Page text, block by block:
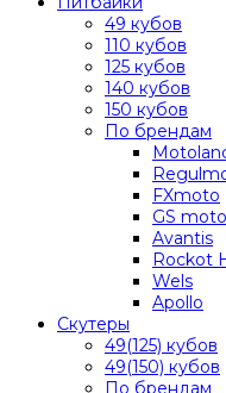
49 кубов
110 кубов
125 кубов
140 кубов
150 кубов
По брендам
FXmoto
GS
Avantis
Rockot
Wels
Apollo
Скутеры
49(125) кубов
49(150) кубов
По брендам